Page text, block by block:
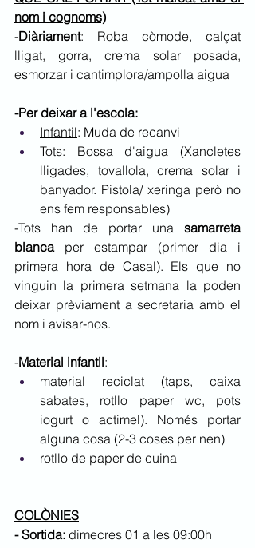
nom i cognoms)
-Diàriament: Roba còmode, calçat
lligat, gorra, crema solar posada,
esmorzar i cantimplora/ampolla aigua
-Per deixar a l'escola:
Infantil: Muda de recanvi
Tots: Bossa d'aigua (Xancletes
lligades, tovallola, crema solar i
banyador. Pistola/ xeringa però no
ens fem responsables)
-Tots han de portar una samarreta
blanca per estampar (primer dia i
primera hora de Casal). Els que no
vinguin la primera setmana la poden
deixar prèviament a secretaria amb el
nom i avisar-nos.
-Material infantil:
material reciclat (taps, caixa
sabates, rotllo paper wc, pots
iogurt o actimel). Només portar
alguna cosa (2-3 coses per nen)
rotllo de paper de cuina
COLÒNIES
- Sortida: dimecres 01 a les 09:00h